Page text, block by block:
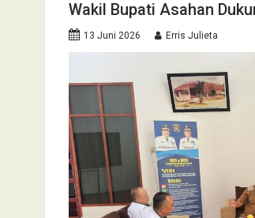
Wakil Bupati Asahan
13 Juni 2026 Erris Julieta